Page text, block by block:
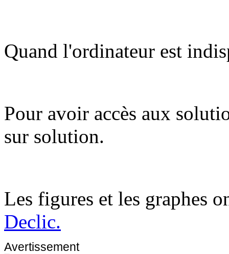
Quand l'ordinateur est
Pour avoir accès aux
sur solution.
Les figures et les graphes
Declic.
Avertissement